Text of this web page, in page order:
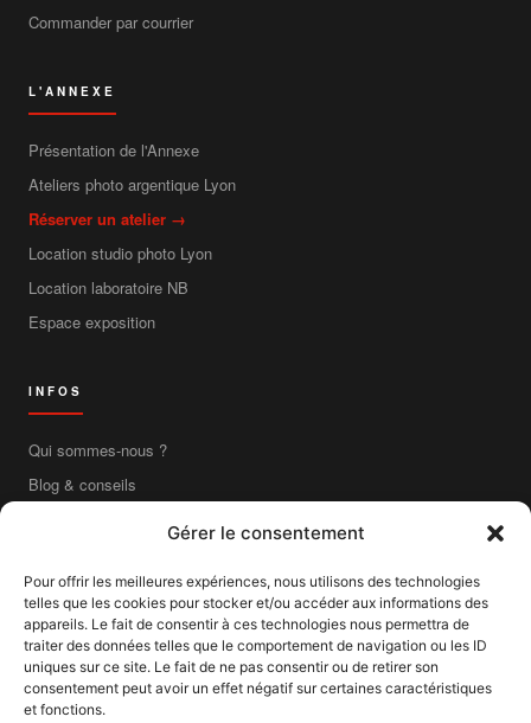
Gérer le consentement
Pour offrir les meilleures expériences, nous utilisons des technologies
telles que les cookies pour stocker et/ou accéder aux informations des
appareils. Le fait de consentir à ces technologies nous permettra de
traiter des données telles que le comportement de navigation ou les ID
uniques sur ce site. Le fait de ne pas consentir ou de retirer son
consentement peut avoir un effet négatif sur certaines caractéristiques
et fonctions.
Commander par courrier
L'ANNEXE
Présentation de l'Annexe
Ateliers photo argentique Lyon
Réserver un atelier →
Location studio photo Lyon
Location laboratoire NB
Espace exposition
INFOS
Qui sommes-nous ?
Blog & conseils
Livraison France entière
Mentions légales
CGV
CGU